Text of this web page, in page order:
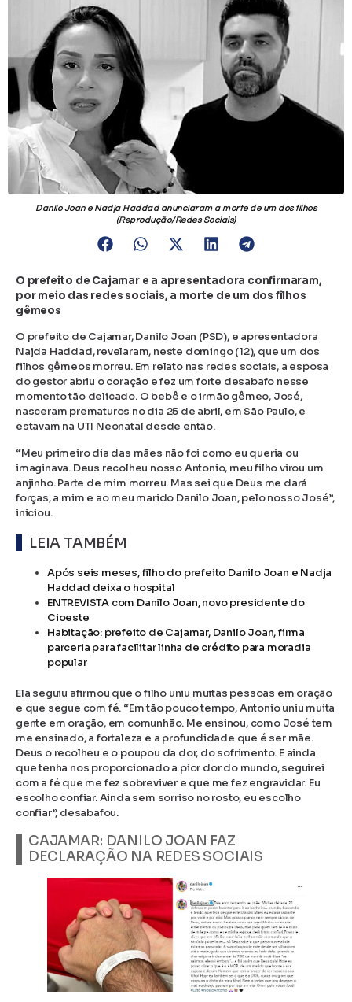
Danilo Joan e Nadja Haddad anunciaram a morte de um dos filhos
(Reprodução/Redes Sociais)
O prefeito de Cajamar e a apresentadora confirmaram,
por meio das redes sociais, a morte de um dos filhos
gêmeos
O prefeito de Cajamar, Danilo Joan (PSD), e apresentadora
Najda Haddad, revelaram, neste domingo (12), que um dos
filhos gêmeos morreu. Em relato nas redes sociais, a esposa
do gestor abriu o coração e fez um forte desabafo nesse
momento tão delicado. O bebê e o irmão gêmeo, José,
nasceram prematuros no dia 25 de abril, em São Paulo, e
estavam na UTI Neonatal desde então.
“Meu primeiro dia das mães não foi como eu queria ou
imaginava. Deus recolheu nosso Antonio, meu filho virou um
anjinho. Parte de mim morreu. Mas sei que Deus me dará
forças, a mim e ao meu marido Danilo Joan, pelo nosso José”,
iniciou.
LEIA TAMBÉM
Após seis meses, filho do prefeito Danilo Joan e Nadja
Haddad deixa o hospital
ENTREVISTA com Danilo Joan, novo presidente do
Cioeste
Habitação: prefeito de Cajamar, Danilo Joan, firma
parceria para facilitar linha de crédito para moradia
popular
Ela seguiu afirmou que o filho uniu muitas pessoas em oração
e que segue com fé. “Em tão pouco tempo, Antonio uniu muita
gente em oração, em comunhão. Me ensinou, como José tem
me ensinado, a fortaleza e a profundidade que é ser mãe.
Deus o recolheu e o poupou da dor, do sofrimento. E ainda
que tenha nos proporcionado a pior dor do mundo, seguirei
com a fé que me fez sobreviver e que me fez engravidar. Eu
escolho confiar. Ainda sem sorriso no rosto, eu escolho
confiar”, desabafou.
CAJAMAR: DANILO JOAN FAZ
DECLARAÇÃO NA REDES SOCIAIS